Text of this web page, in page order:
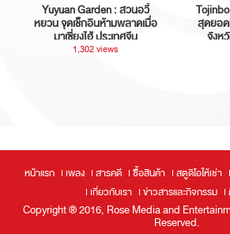
Yuyuan Garden : สวนอวี้
หยวน จุดเช็กอินห้ามพลาดเมื่อ
มาเซี่ยงไฮ้ ประเทศจีน
1,302 views
สุดยอด
จังห
หน้าแรก เพลง สารคดี ซื้อสินค้า สตูดิโอให้เช่า
เกี่ยวกับเรา
ข่าวสารและกิจกรรม
Copyright ® 2016, Rose Media and
Reserved.